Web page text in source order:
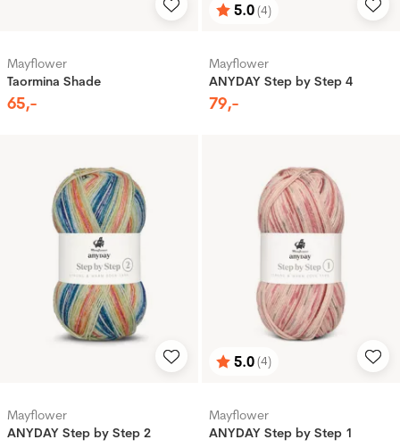
Mayflower
Taormina Shade
65,-
Karakter:
5.0(4)
av 5 mulige
Mayflower
ANYDAY Step by Step 4
79,-
Mayflower
ANYDAY Step by Step 2
Karakter:
5.0(4)
av 5 mulige
Mayflower
ANYDAY Step by Step 1